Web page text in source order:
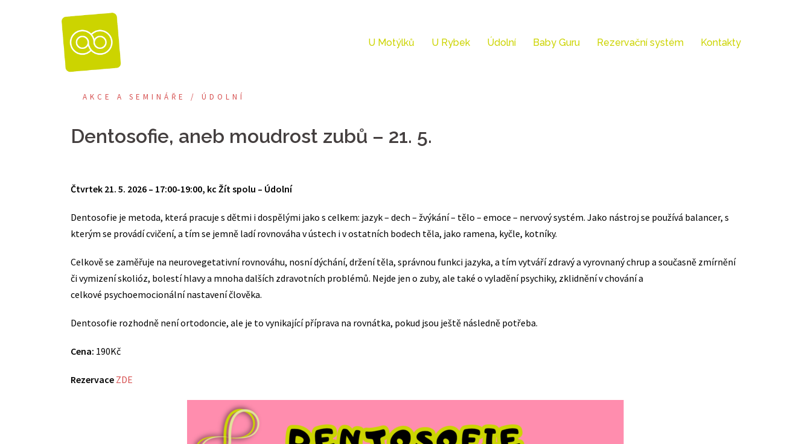
U Motýlků U Rybek Údolní Baby Guru Rezervační systém Kontakty
AKCE A SEMINÁŘE / ÚDOLNÍ
Dentosofie, aneb moudrost zubů – 21. 5.
Čtvrtek 21. 5. 2026 – 17:00-19:00, kc Žít spolu – Údolní
Dentosofie je metoda, která pracuje s dětmi i dospělými jako s celkem: jazyk – dech – žvýkání – tělo – emoce – nervový systém. Jako nástroj se používá balancer, s
kterým se provádí cvičení, a tím se jemně ladí rovnováha v ústech i v ostatních bodech těla, jako ramena, kyčle, kotníky.
Celkově se zaměřuje na neurovegetativní rovnováhu, nosní dýchání, držení těla, správnou funkci jazyka, a tím vytváří zdravý a vyrovnaný chrup a současně zmírnění
či vymizení skolióz, bolestí hlavy a mnoha dalších zdravotních problémů. Nejde jen o zuby, ale také o vyladění psychiky, zklidnění v chování a
celkové psychoemocionální nastavení člověka.
Dentosofie rozhodně není ortodoncie, ale je to vynikající příprava na rovnátka, pokud jsou ještě následně potřeba.
Cena: 190Kč
Rezervace ZDE